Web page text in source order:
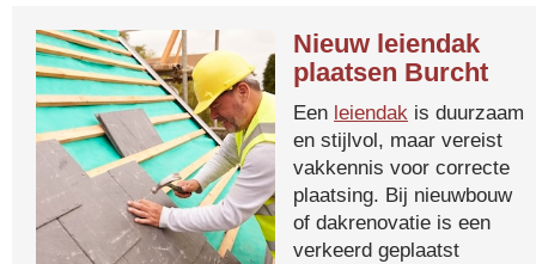
Nieuw leiendak
plaatsen Burcht
Een leiendak is duurzaam
en stijlvol, maar vereist
vakkennis voor correcte
plaatsing. Bij nieuwbouw
of dakrenovatie is een
verkeerd geplaatst